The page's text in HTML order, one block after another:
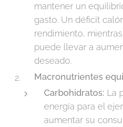
mantener un
gasto. Un déficit
rendimiento,
puede llevar a
deseado.
Macronutrientes
Carbohidratos: La
energía para el
aumentar su